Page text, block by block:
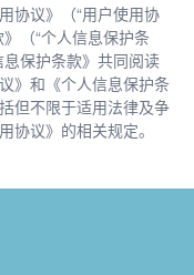
协议》（“用户使用协
（“个人信息保护条
保护条款》共同阅读
》和《个人信息保护条
但不限于适用法律及争
协议》的相关规定。